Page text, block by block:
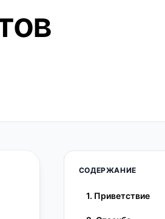
СОДЕРЖАНИЕ
1. Приветствие